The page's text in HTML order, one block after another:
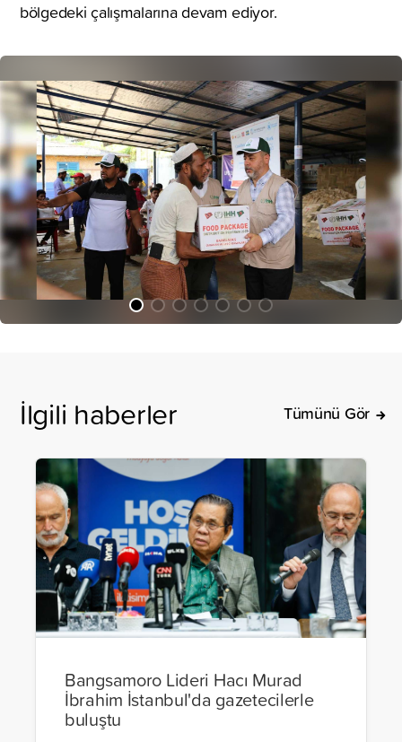
bölgedeki çalışmalarına devam ediyor.
İlgili haberler Tümünü Gör
Bangsamoro Lideri Hacı Murad
İbrahim İstanbul'da gazetecilerle
buluştu